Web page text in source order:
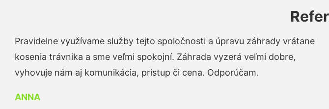
Pravidelne využívame služby tejto spoločnosti a úpravu záhrady vrátane
kosenia trávnika a sme veľmi spokojní. Záhrada vyzerá veľmi dobre,
vyhovuje nám aj komunikácia, prístup či cena. Odporúčam.
ANNA